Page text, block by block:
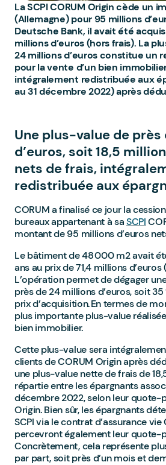
La SCPI CORUM Origin cède un
(Allemagne) pour 95 millions
Deutsche Bank, il avait été
millions d’euros (hors frais). La
24 millions d’euros constitue un
pour la vente d’un bien
intégralement redistribuée aux
au 31 décembre 2022) après
Une plus-value de
d’euros, soit 18,5
nets de frais,
redistribuée aux
CORUM a finalisé ce jour la
bureaux appartenant à saSCPI
montant de 95 millions d’euros
Le bâtiment de 48 000 m2 avait
ans au prix de 71,4 millions
L’opération permet de dégager
près de 24 millions d’euros, soit
prix d’acquisition. En termes de
plus importante plus-value
bien immobilier.
Cette plus-value sera
clients de CORUM Origin après
une plus-value nette de frais de
répartie entre les épargnants
décembre 2022, selon leur quote-
Origin. Bien sûr, les épargnants
SCPI via le contrat d’assurance vie
percevront également leur quote-
Concrètement, cela représente
par part, soit près d’un mois et